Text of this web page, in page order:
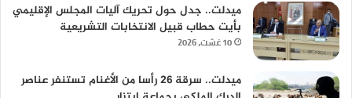
ميدلت.. جدل حول تحريك آليات المجلس الإقليمي
بأيت حطاب قبيل الانتخابات التشريعية
10 غشت، 2026
ميدلت.. سرقة 26 رأسا من الأغنام تستنفر عناصر